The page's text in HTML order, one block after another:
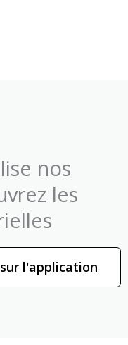
nos
les
l'application